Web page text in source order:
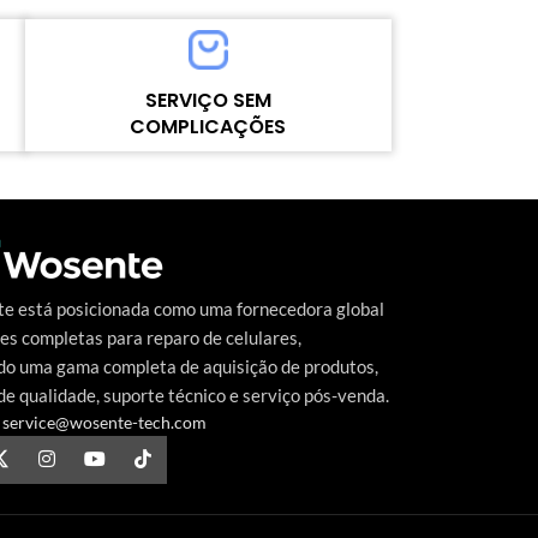
Model number：POCO C71
Shipping Method：DHL UPS FEDEX EMS
Delivery：Within 2-10 Days Working Time
Tested by Motherboard
SERVIÇO SEM
COMPLICAÇÕES
está posicionada como uma fornecedora global
completas para reparo de celulares,
uma gama completa de aquisição de produtos,
qualidade, suporte técnico e serviço pós-venda.
tech.com